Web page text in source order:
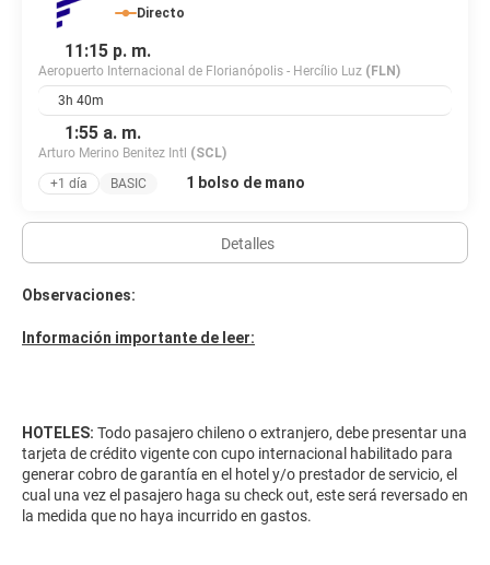
Directo
11:15 p. m.
Aeropuerto Internacional de Florianópolis - Hercílio Luz (FLN)
3h 40m
1:55 a. m.
Arturo Merino Benitez Intl (SCL)
+1 día
BASIC 1 bolso de mano
Detalles
Observaciones:
Información importante de leer:
HOTELES: Todo pasajero chileno o extranjero, debe presentar una
tarjeta de crédito vigente con cupo internacional habilitado para
generar cobro de garantía en el hotel y/o prestador de servicio, el
cual una vez el pasajero haga su check out, este será reversado en
la medida que no haya incurrido en gastos.